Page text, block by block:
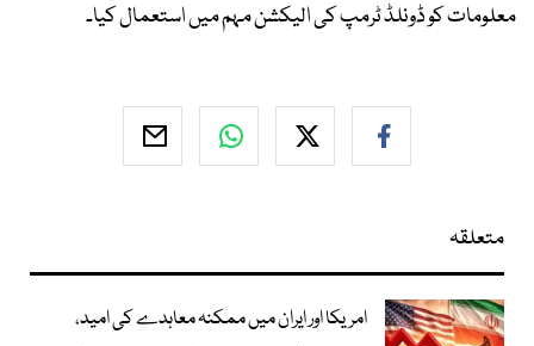
معلومات کو ڈونلڈ ٹرمپ کی الیکشن مہم میں استعمال کیا۔
متعلقہ
امریکا اور ایران میں ممکنہ معاہدے کی امید،